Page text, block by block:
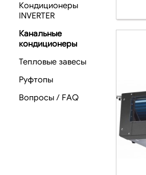
Кондиционеры
INVERTER
Канальные
кондиционеры
Тепловые завесы
Руфтопы
Вопросы / FAQ